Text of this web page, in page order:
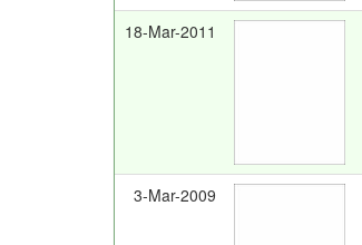
18-Mar-2011
3-Mar-2009